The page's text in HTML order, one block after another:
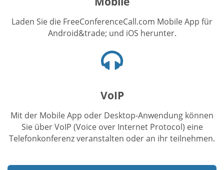
Laden Sie die FreeConferenceCall.com Mobile App für
Android&trade; und iOS herunter.
VoIP
Mit der Mobile App oder Desktop-Anwendung können
Sie über VoIP (Voice over Internet Protocol) eine
Telefonkonferenz veranstalten oder an ihr teilnehmen.